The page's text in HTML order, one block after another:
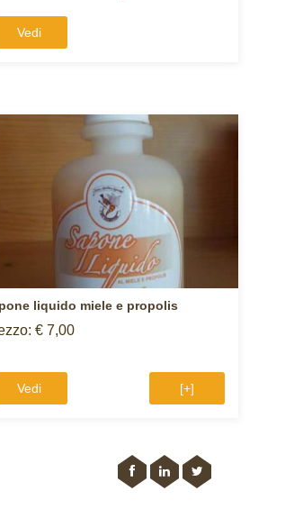
Vedi
liquido miele e propolis
€ 7,00
Vedi [+]